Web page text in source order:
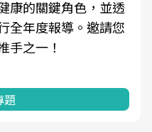
康的關鍵角色，並透
全年度報導。邀請您
手之一！
題